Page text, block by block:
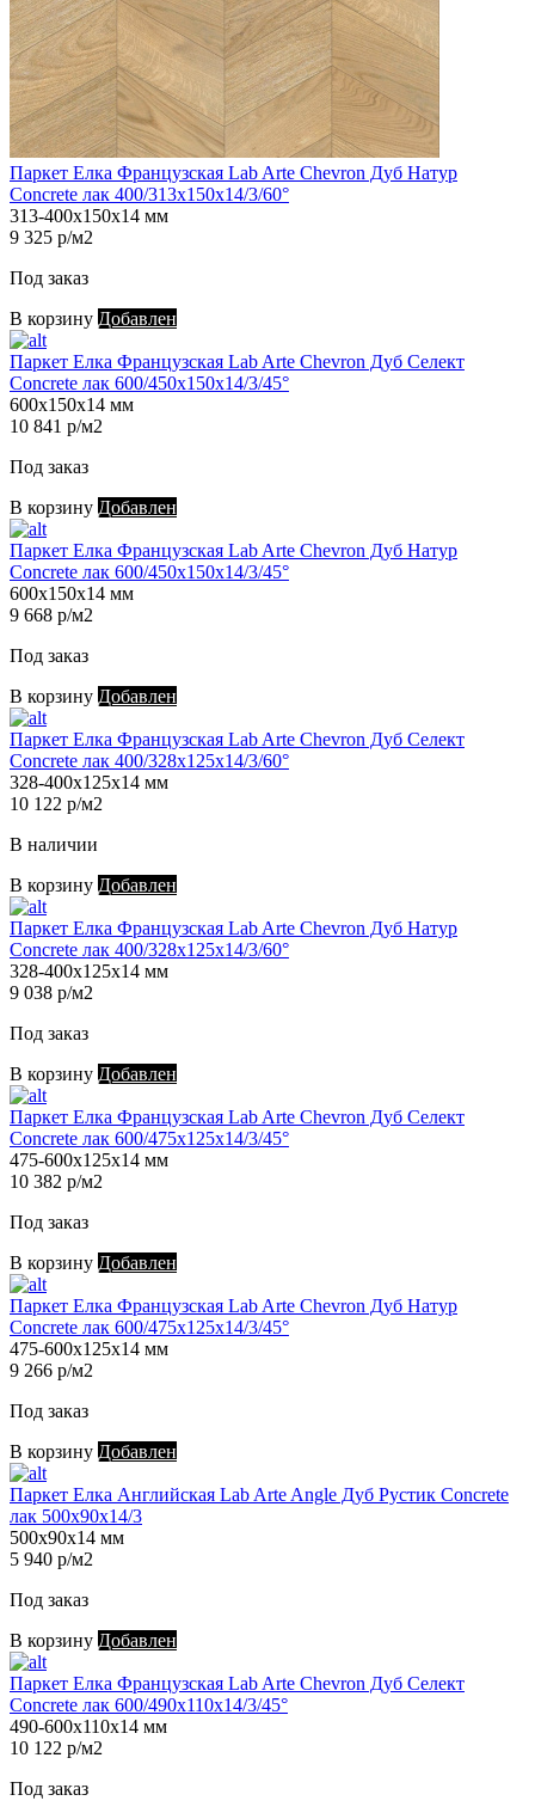
Паркет Елка Французская Lab Arte Chevron Дуб Натур
Concrete лак 400/313х150х14/3/60°
313-400х150х14 мм
9 325 р/м2
Под заказ
В корзину Добавлен
Паркет Елка Французская Lab Arte Chevron Дуб Селект
Concrete лак 600/450х150х14/3/45°
600х150х14 мм
10 841 р/м2
Под заказ
В корзину Добавлен
Паркет Елка Французская Lab Arte Chevron Дуб Натур
Concrete лак 600/450х150х14/3/45°
600х150х14 мм
9 668 р/м2
Под заказ
В корзину Добавлен
Паркет Елка Французская Lab Arte Chevron Дуб Селект
Concrete лак 400/328х125х14/3/60°
328-400х125х14 мм
10 122 р/м2
В наличии
В корзину Добавлен
Паркет Елка Французская Lab Arte Chevron Дуб Натур
Concrete лак 400/328х125х14/3/60°
328-400х125х14 мм
9 038 р/м2
Под заказ
В корзину Добавлен
Паркет Елка Французская Lab Arte Chevron Дуб Селект
Concrete лак 600/475х125х14/3/45°
475-600х125х14 мм
10 382 р/м2
Под заказ
В корзину Добавлен
Паркет Елка Французская Lab Arte Chevron Дуб Натур
Concrete лак 600/475х125х14/3/45°
475-600х125х14 мм
9 266 р/м2
Под заказ
В корзину Добавлен
Паркет Елка Английская Lab Arte Angle Дуб Рустик Concrete
лак 500х90х14/3
500х90х14 мм
5 940 р/м2
Под заказ
В корзину Добавлен
Паркет Елка Французская Lab Arte Chevron Дуб Селект
Concrete лак 600/490х110х14/3/45°
490-600х110х14 мм
10 122 р/м2
Под заказ